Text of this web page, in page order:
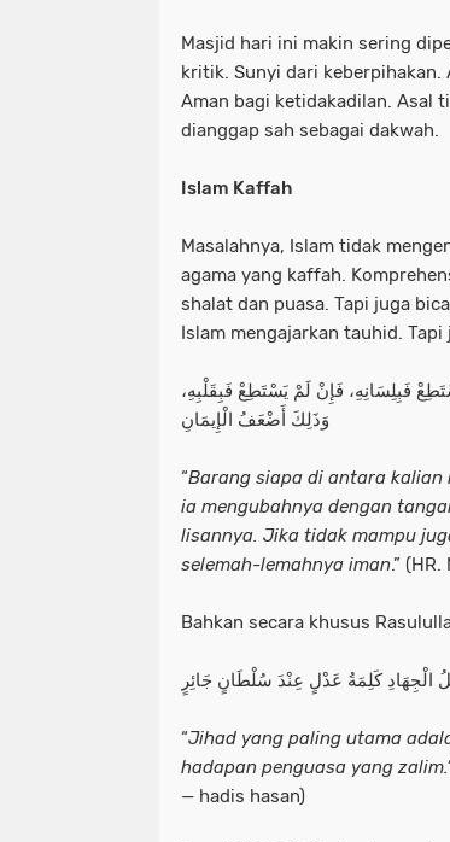
Masjid hari ini makin sering
kritik. Sunyi dari keberpihakan.
Aman bagi ketidakadilan. Asal
dianggap sah sebagai dakwah.
Islam Kaffah
Masalahnya, Islam tidak
agama yang kaffah.
shalat dan puasa. Tapi juga
Islam mengajarkan tauhid.
فَبِلِسَانِهِ، فَإِنْ لَمْ يَسْتَطِعْ فَبِقَلْبِهِ،
وَذَلِكَ أَضْعَفُ الْإِيمَانِ
“Barang siapa di antara kalian
ia mengubahnya dengan
lisannya. Jika tidak mampu
selemah-lemahnya iman.”
Bahkan secara khusus
الْجِهَادِ كَلِمَةُ عَدْلٍ عِنْدَ سُلْطَانٍ جَائِرٍ
“Jihad yang paling utama
hadapan penguasa yang
— hadis hasan)